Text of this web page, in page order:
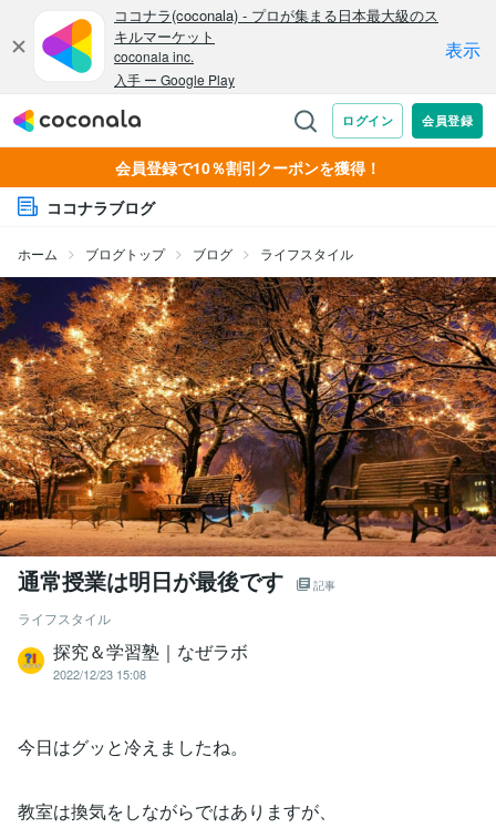
会員登録で10％割引クーポンを獲得！
ココナラブログ
ホーム ブログトップ ブログ ライフスタイル
通常授業は明日が最後です 記事
ライフスタイル
探究＆学習塾｜なぜラボ
2022/12/23 15:08
今日はグッと冷えましたね。
教室は換気をしながらではありますが、